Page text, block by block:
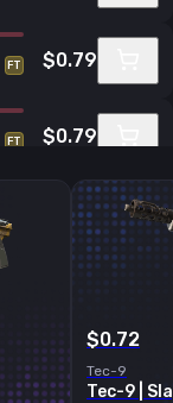
FT $0.79
FT $0.79
FT $0.79
$0.72
Tec-9
Tec-9 |